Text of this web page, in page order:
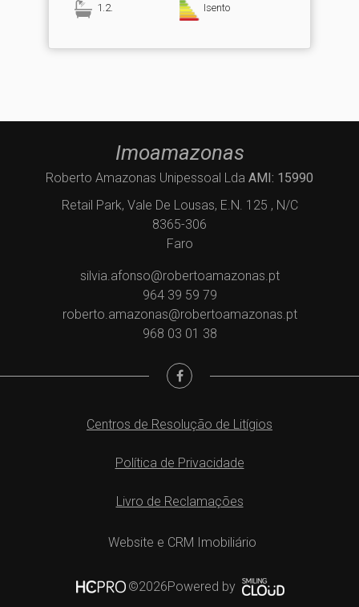
1.2. Isento
Imoamazonas
Roberto Amazonas Unipessoal Lda AMI: 15990
Retail Park, Vale De Lousas, E.N. 125 , N/C
8365-306
Faro
silvia.afonso@robertoamazonas.pt
964 39 59 79
roberto.amazonas@robertoamazonas.pt
968 03 01 38
Centros de Resolução de Litígios
Política de Privacidade
Livro de Reclamações
Website e CRM Imobiliário
©2026Powered by